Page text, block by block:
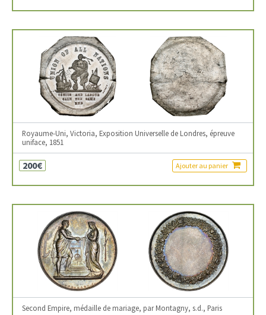
Royaume-Uni, Victoria, Exposition Universelle de Londres, épreuve
uniface, 1851
200€ Ajouter au panier
Second Empire, médaille de mariage, par Montagny, s.d., Paris